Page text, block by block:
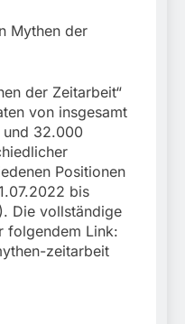
Mythen der
der Zeitarbeit“
von insgesamt
32.000
Positionen
bis
Die vollständige
folgendem Link:
zeitarbeit